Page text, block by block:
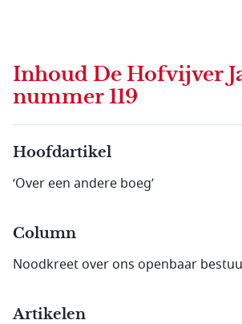
Inhoud De Hofvijver
nummer 119
Hoofdartikel
‘Over een andere boeg’
Column
Noodkreet over ons openbaar
Artikelen